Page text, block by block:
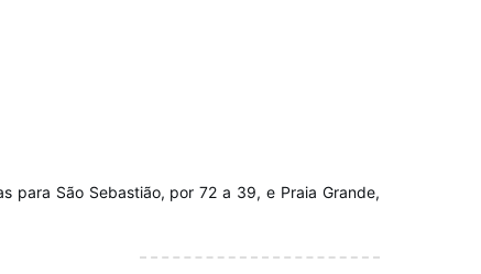
para São Sebastião, por 72 a 39, e Praia Grande,